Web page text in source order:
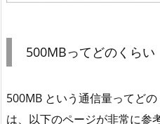
500MBってどのくらい
500MB という通信量ってど
は、以下のページが非常に参